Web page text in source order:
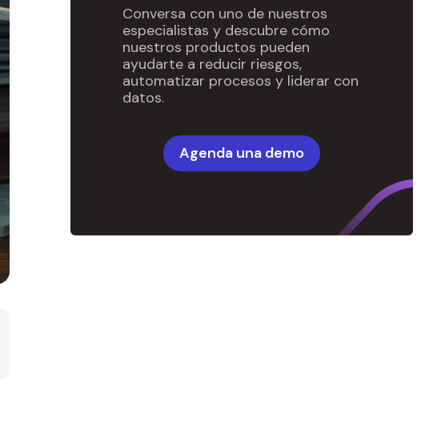
Conversa con uno de nuestros
especialistas y descubre cómo
nuestros productos pueden
ayudarte a reducir riesgos,
automatizar procesos y liderar con
datos.
Agenda una demo